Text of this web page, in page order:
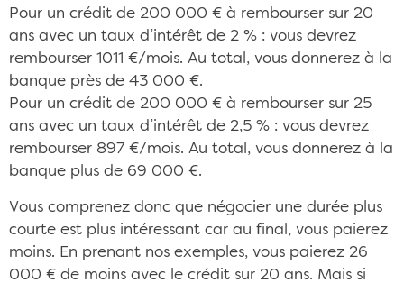
Pour un crédit de 200 000 € à rembourser sur 20
ans avec un taux d’intérêt de 2 % : vous devrez
rembourser 1011 €/mois. Au total, vous donnerez à la
banque près de 43 000 €.
Pour un crédit de 200 000 € à rembourser sur 25
ans avec un taux d’intérêt de 2,5 % : vous devrez
rembourser 897 €/mois. Au total, vous donnerez à la
banque plus de 69 000 €.
Vous comprenez donc que négocier une durée plus
courte est plus intéressant car au final, vous paierez
moins. En prenant nos exemples, vous paierez 26
000 € de moins avec le crédit sur 20 ans. Mais si